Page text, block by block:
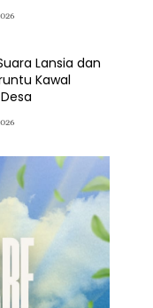
Lansia dan
Kawal